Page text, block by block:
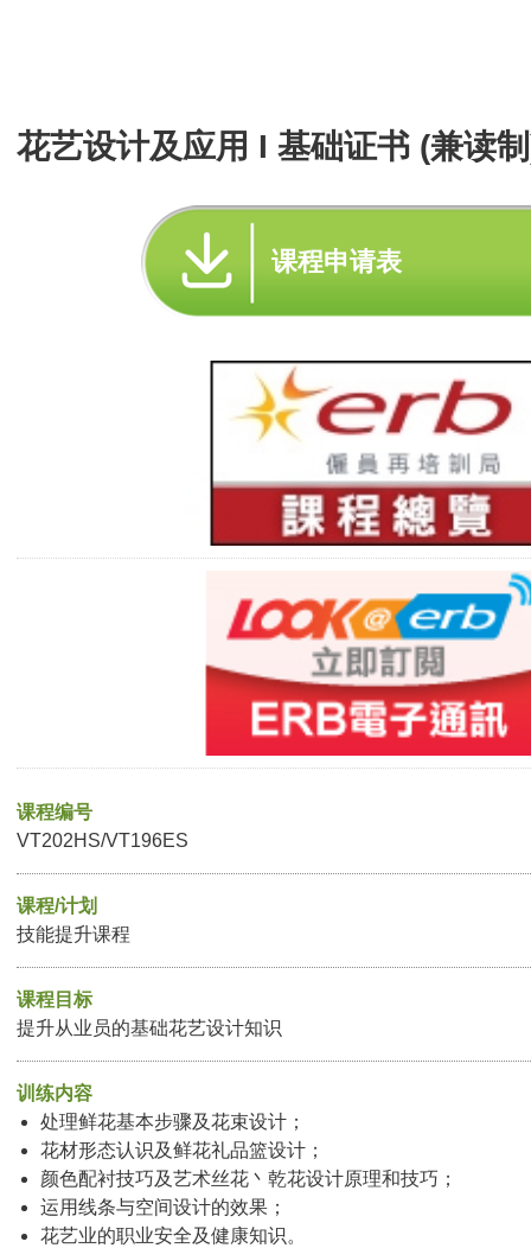
花艺设计及应用 I 基础证书 (兼读
课程申请表
课程编号
VT202HS/VT196ES
课程/计划
技能提升课程
课程目标
提升从业员的基础花艺设计知识
训练内容
处理鲜花基本步骤及花束设计；
花材形态认识及鲜花礼品篮设计；
颜色配衬技巧及艺术丝花丶乾花设计原理和技巧；
运用线条与空间设计的效果；
花艺业的职业安全及健康知识。